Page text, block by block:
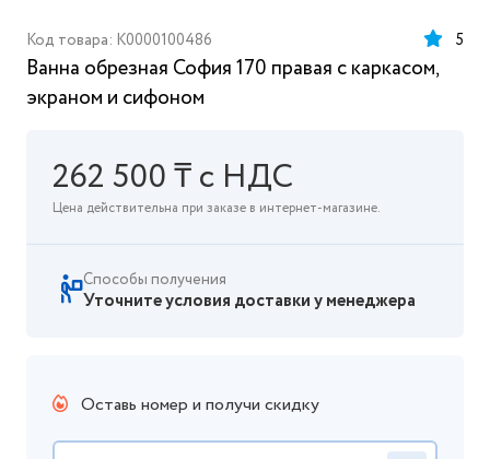
Код товара: K0000100486 5
Ванна обрезная София 170 правая с каркасом,
экраном и сифоном
262 500 ₸ с НДС
Цена действительна при заказе в интернет-магазине.
Способы получения
Уточните условия доставки у менеджера
Оставь номер и получи скидку